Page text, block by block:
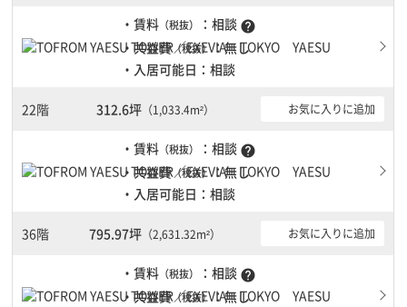
・賃料 （税抜） ：相談 help
・共益費（税抜）：無し
・入居可能日：相談
22階 312.6坪（1,033.4m²） お気に入りに追加
・賃料 （税抜） ：相談 help
・共益費（税抜）：無し
・入居可能日：相談
36階 795.97坪 （2,631.32m²） お気に入りに追加
・賃料 （税抜） ：相談 help
・共益費（税抜）：無し